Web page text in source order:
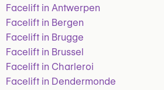
Facelift in Antwerpen
Facelift in Bergen
Facelift in Brugge
Facelift in Brussel
Facelift in Charleroi
Facelift in Dendermonde